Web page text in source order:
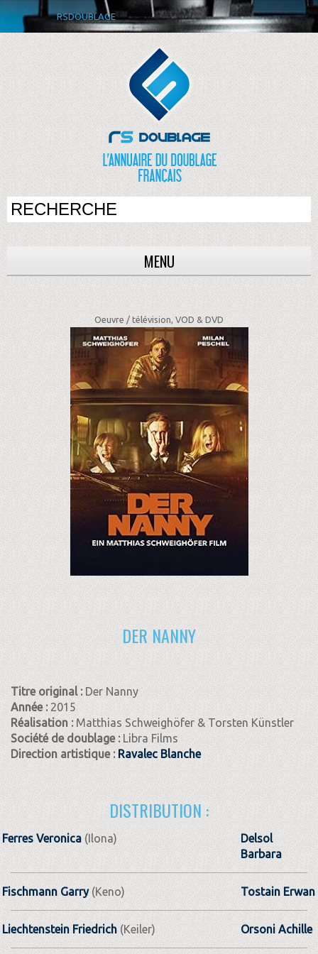
RSDOUBLAGE
MENU
Oeuvre / télévision, VOD & DVD
DER NANNY
Titre original : Der Nanny
Année : 2015
Réalisation :Matthias Schweighöfer & Torsten Künstler
Société de doublage :Libra Films
Direction artistique : Ravalec Blanche
DISTRIBUTION :
Ferres Veronica(Ilona)
Delsol
Barbara
Fischmann Garry(Keno) Tostain Erwan
Liechtenstein Friedrich(Keiler) Orsoni Achille